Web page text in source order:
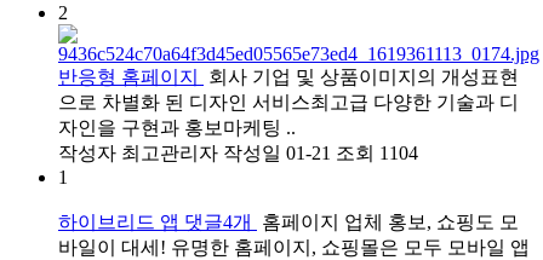
2
반응형 홈페이지
회사 기업 및 상품이미지의 개성표현
으로 차별화 된 디자인 서비스최고급 다양한 기술과 디
자인을 구현과 홍보마케팅 ..
작성자 최고관리자 작성일 01-21 조회 1104
1
하이브리드 앱 댓글4개
홈페이지 업체 홍보, 쇼핑도 모
바일이 대세! 유명한 홈페이지, 쇼핑몰은 모두 모바일 앱